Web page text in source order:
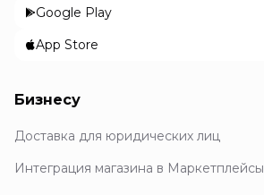
Google Play
App Store
Бизнесу
Доставка для юридических лиц
Интеграция магазина в Маркетплейсы